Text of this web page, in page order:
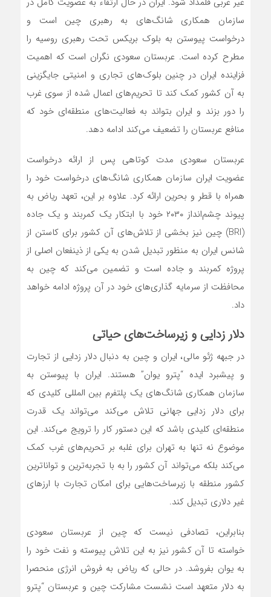
سازمان همکاری شانگ‌های به رهبری چین است و
درخواست پیوستن به بلوک بریکس تحت رهبری روسیه را
مطرح کرده است. عربستان سعودی نگران است که اهمیت
فزاینده ایران در چنین بلوک‌های تجاری و امنیتی جایگزینی
به آن کشور کمک کند تا تحریم‌های اعمال شده از سوی غرب
را دور بزند و ایران بتواند به فعالیت‌های منطقه‌ای خود که
منافع عربستان را تضعیف می‌کند ادامه دهد.
عربستان سعودی مدت کوتاهی پس از ارائه درخواست
عضویت ایران سازمان همکاری شانگ‌های درخواست خود را
همراه با قطر و بحرین ارائه کرد. علاوه بر این، تعهد ریاض به
پیوند چشم‌انداز ۲۰۳۰ خود با ابتکار یک کمربند و یک جاده
(BRI) چین نیز بخشی از تلاش‌های آن کشور برای کاستن از
شانس ایران به منظور تبدیل شدن به یکی از ذینفعان اصلی از
پروژه کمربند و جاده است و تضمین می‌کند که چین به
محافظت از سرمایه گذاری‌های خود در آن پروژه ادامه خواهد
داد.
دلار زدایی و زیرساخت‌های حیاتی
در جبهه ژئو مالی، ایران و چین به دنبال دلار زدایی از تجارت
و پیشبرد ایده “پترو یوان” هستند. ایران با پیوستن به
سازمان همکاری شانگ‌های یک پلتفرم بین المللی کلیدی که
برای دلار زدایی جهانی تلاش می‌کند می‌تواند یک قدرت
منطقه‌ای کلیدی باشد که این دستور کار را ترویج می‌کند. این
موضوع نه تنها به تهران برای غلبه بر تحریم‌های غرب کمک
می‌کند بلکه می‌تواند آن کشور را به با تجربه‌ترین و توانا‌ترین
کشور منطقه با زیرساخت‌هایی برای امکان تجارت با ارز‌های
غیر دلاری تبدیل کند.
بنابراین، تصادفی نیست که چین از عربستان سعودی
خواسته تا آن کشور نیز به این تلاش پیوسته و نفت خود را
به یوان بفروشد. در حالی که ریاض به فروش انرژی منحصرا
به دلار متعهد است نشست مشارکت چین و عربستان “پترو